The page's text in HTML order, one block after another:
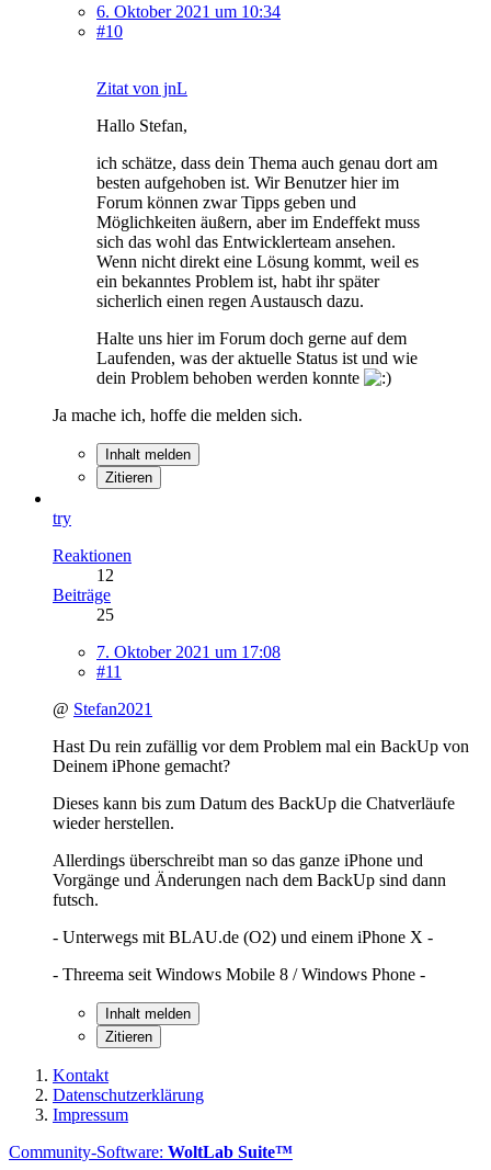
6. Oktober 2021 um 10:34
#10
Zitat von jnL
Hallo Stefan,
ich schätze, dass dein Thema auch genau dort am
besten aufgehoben ist. Wir Benutzer hier im
Forum können zwar Tipps geben und
Möglichkeiten äußern, aber im Endeffekt muss
sich das wohl das Entwicklerteam ansehen.
Wenn nicht direkt eine Lösung kommt, weil es
ein bekanntes Problem ist, habt ihr später
sicherlich einen regen Austausch dazu.
Halte uns hier im Forum doch gerne auf dem
Laufenden, was der aktuelle Status ist und wie
dein Problem behoben werden konnte
Ja mache ich, hoffe die melden sich.
Inhalt melden
Zitieren
try
Reaktionen
12
Beiträge
25
7. Oktober 2021 um 17:08
#11
@ Stefan2021
Hast Du rein zufällig vor dem Problem mal ein BackUp von
Deinem iPhone gemacht?
Dieses kann bis zum Datum des BackUp die Chatverläufe
wieder herstellen.
Allerdings überschreibt man so das ganze iPhone und
Vorgänge und Änderungen nach dem BackUp sind dann
futsch.
- Unterwegs mit BLAU.de (O2) und einem iPhone X -
- Threema seit Windows Mobile 8 / Windows Phone -
Inhalt melden
Zitieren
Kontakt
Datenschutzerklärung
Impressum
Community-Software: WoltLab Suite™